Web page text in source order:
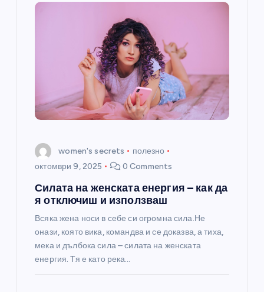
women's secrets
полезно
октомври 9, 2025
0 Comments
Силата на женската енергия – как да
я отключиш и използваш
Всяка жена носи в себе си огромна сила.Не
онази, която вика, командва и се доказва, а тиха,
мека и дълбока сила – силата на женската
енергия. Тя е като река…